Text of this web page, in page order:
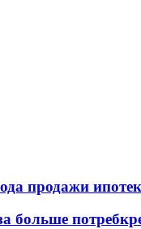
продажи
больше